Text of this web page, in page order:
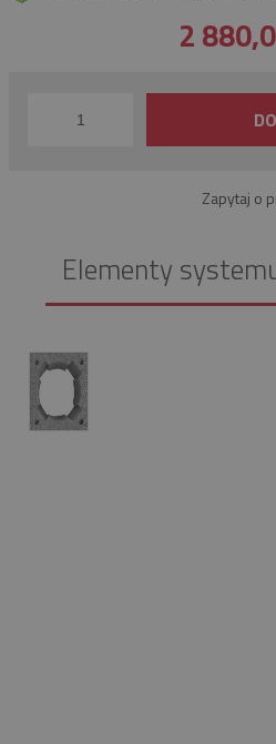
2
Zapytaj o
Elementy